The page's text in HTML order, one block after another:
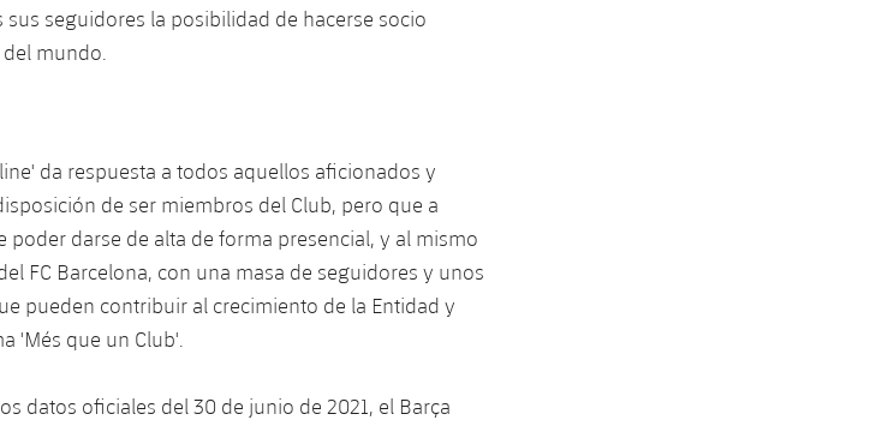
seguidores la posibilidad de hacerse socio
mundo.
da respuesta a todos aquellos aficionados y
de ser miembros del Club, pero que a
poder darse de alta de forma presencial, y al mismo
FC Barcelona, ​​con una masa de seguidores y unos
pueden contribuir al crecimiento de la Entidad y
'Més que un Club'.
datos oficiales del 30 de junio de 2021, el Barça